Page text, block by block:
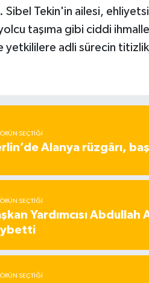
Tekin'in ailesi, ehliyetsiz
yolcu taşıma gibi ciddi
yetkililere adli sürecin
SEÇTIĞI
Alanya rüzgârı,
SEÇTIĞI
Yardımcısı Abdullah
SEÇTIĞI